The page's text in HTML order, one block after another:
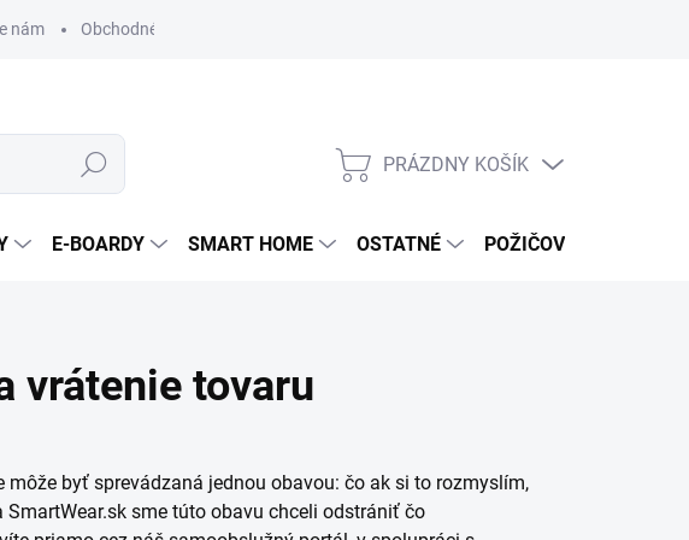
nám Obchodné podmienky servis
Hľadať
NÁKUPNÝ
PRÁZDNY KOŠÍK
E-BOARDY SMART HOME OSTATNÉ POŽIČOVŇA
vrátenie tovaru
byť sprevádzaná jednou obavou: čo ak si to rozmyslím,
sme túto obavu chceli odstrániť čo